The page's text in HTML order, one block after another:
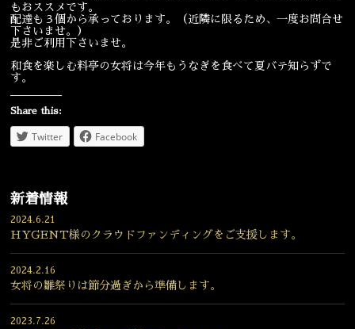
もおススメです。
配達も３個から承っております。（近隣に限るため、一度お問合せ
下さいませ。）
是非ご利用下さいませ。
和食を楽しむ料亭の女将は今年もうなぎを食べて夏バテ知らずで
す。
Share this:
Twitter Facebook
新着情報
2024.6.21
HYGENT様のクラウドファンディングをご支援します。
2024.2.16
女将の雛祭りは節分過ぎから準備します。
2023.7.26